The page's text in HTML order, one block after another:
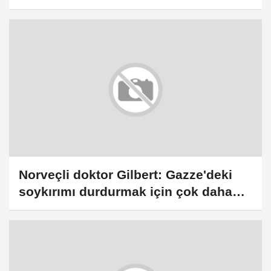
noktasında
Norveçli doktor Gilbert: Gazze'deki
soykırımı durdurmak için çok daha
fazlasını yapmak gerekiyor